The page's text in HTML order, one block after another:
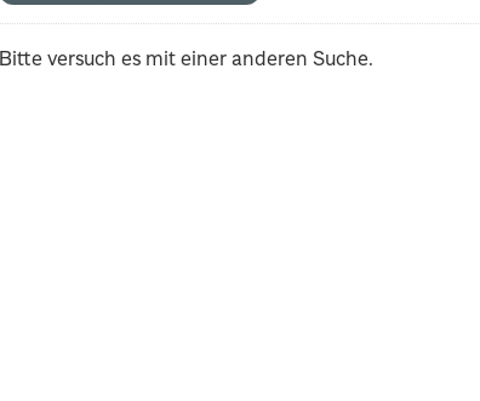
Bitte versuch es mit einer anderen Suche.